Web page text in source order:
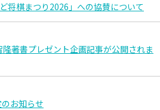
将棋まつり2026」への協賛について
著書プレゼント企画記事が公開されま
のお知らせ